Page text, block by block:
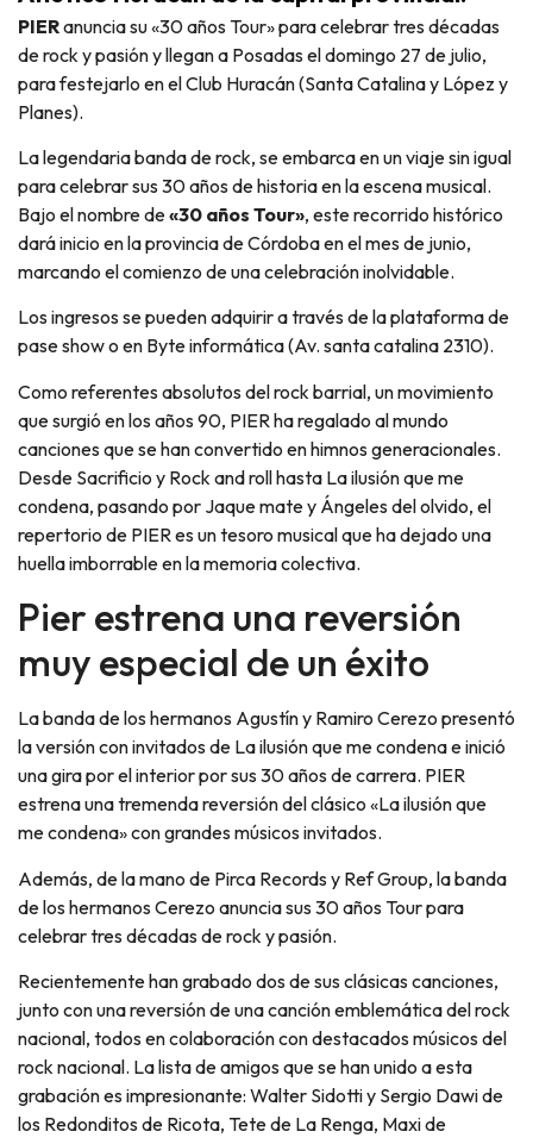
PIERanuncia su «30 años Tour» para celebrar tres décadas
de rock y pasión y llegan a Posadas el domingo 27 de julio,
para festejarlo en el Club Huracán (Santa Catalina y López y
Planes).
La legendaria banda de rock, se embarca en un viaje sin igual
para celebrar sus 30 años de historia en la escena musical.
Bajo el nombre de«30 años Tour», este recorrido histórico
dará inicio en la provincia de Córdoba en el mes de junio,
marcando el comienzo de una celebración inolvidable.
Los ingresos se pueden adquirir a través de la plataforma de
pase show o en Byte informática (Av. santa catalina 2310).
Como referentes absolutos del rock barrial, un movimiento
que surgió en los años 90, PIER ha regalado al mundo
canciones que se han convertido en himnos generacionales.
Desde Sacrificio y Rock and roll hasta La ilusión que me
condena, pasando por Jaque mate y Ángeles del olvido, el
repertorio de PIER es un tesoro musical que ha dejado una
huella imborrable en la memoria colectiva.
Pier estrena una reversión
muy especial de un éxito
La banda de los hermanos Agustín y Ramiro Cerezo presentó
la versión con invitados de La ilusión que me condena e inició
una gira por el interior por sus 30 años de carrera. PIER
estrena una tremenda reversión del clásico «La ilusión que
me condena» con grandes músicos invitados.
Además, de la mano de Pirca Records y Ref Group, la banda
de los hermanos Cerezo anuncia sus 30 años Tour para
celebrar tres décadas de rock y pasión.
Recientemente han grabado dos de sus clásicas canciones,
junto con una reversión de una canción emblemática del rock
nacional, todos en colaboración con destacados músicos del
rock nacional. La lista de amigos que se han unido a esta
grabación es impresionante: Walter Sidotti y Sergio Dawi de
los Redonditos de Ricota, Tete de La Renga, Maxi de